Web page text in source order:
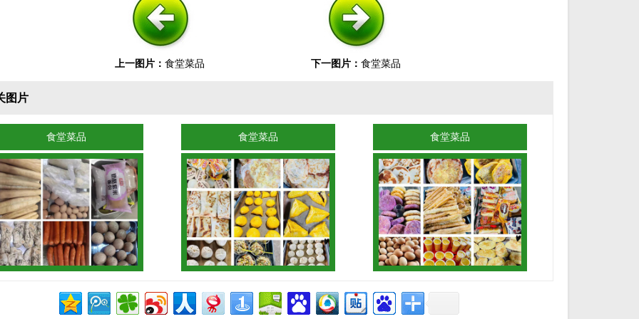
上一图片： 食堂菜品 下一图片： 食堂菜品
图片
食堂菜品 食堂菜品 食堂菜品